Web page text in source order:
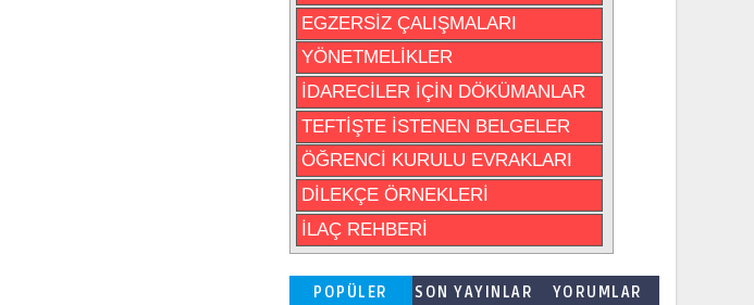
EGZERSİZ ÇALIŞMALARI
YÖNETMELİKLER
İDARECİLER İÇİN DÖKÜMANLAR
TEFTİŞTE İSTENEN BELGELER
ÖĞRENCİ KURULU EVRAKLARI
DİLEKÇE ÖRNEKLERİ
İLAÇ REHBERİ
POPÜLER SON YAYINLAR YORUMLAR